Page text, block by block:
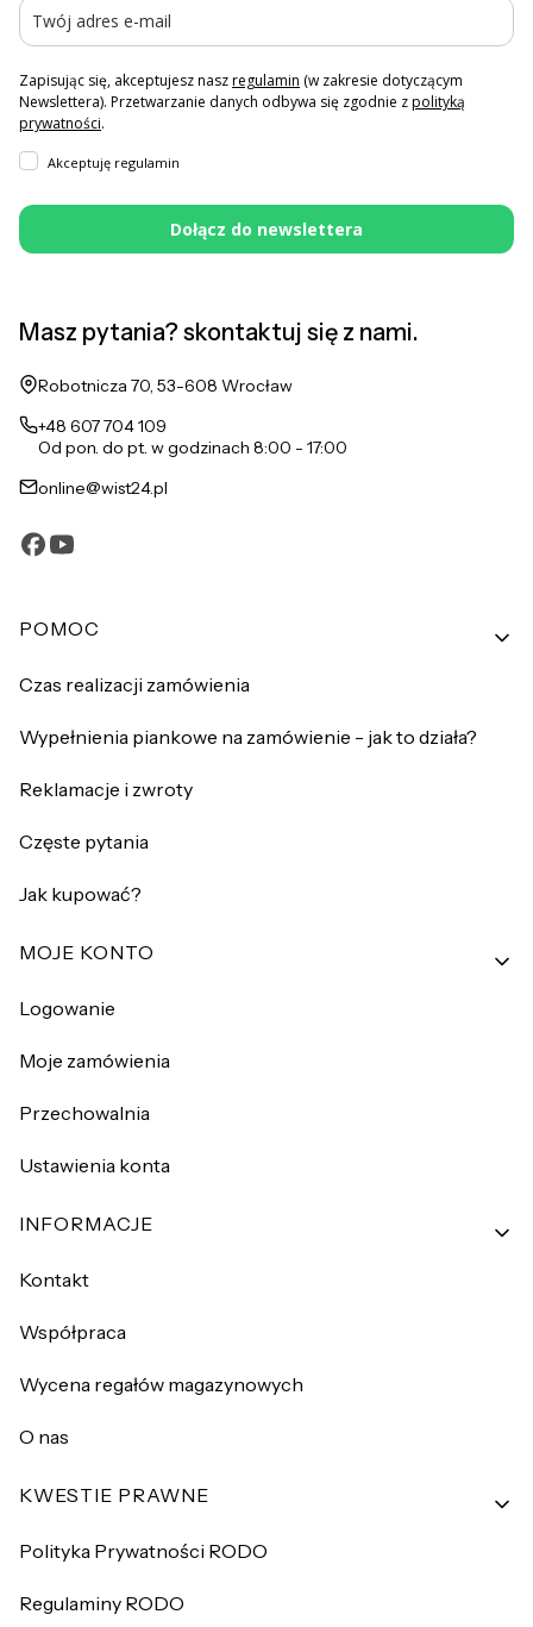
Zapisując się, akceptujesz naszregulamin (w zakresie dotyczącym
Newslettera). Przetwarzanie danych odbywa się zgodnie zpolityką
prywatności.
Akceptuję regulamin
Dołącz do newslettera
Masz pytania? skontaktuj się z nami.
Adres:
Robotnicza 70, 53-608 Wrocław
+48 607 704 109
Od pon. do pt. w godzinach 8:00 - 17:00
online@wist24.pl
Linki w stopce
POMOC
Czas realizacji zamówienia
Wypełnienia piankowe na zamówienie - jak to działa?
Reklamacje i zwroty
Częste pytania
Jak kupować?
MOJE KONTO
Logowanie
Moje zamówienia
Przechowalnia
Ustawienia konta
INFORMACJE
Kontakt
Współpraca
Wycena regałów magazynowych
O nas
KWESTIE PRAWNE
Polityka Prywatności RODO
Regulaminy RODO